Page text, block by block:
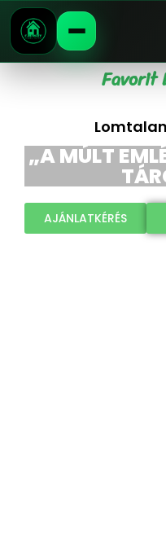
Favorit
„A MÚLT
AJÁNLATKÉRÉS